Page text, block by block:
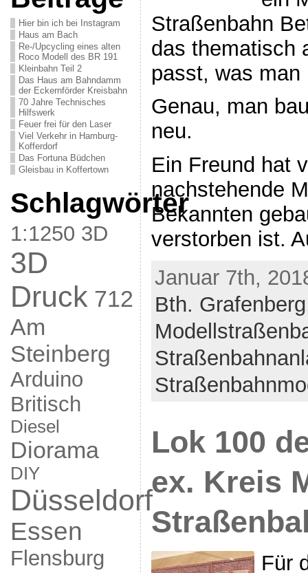
Hier bin ich bei Instagram
Haus am Bach
Re-/Upcycling eines alten
Roco Modell des BR 191
Kleinbahn Teil 2
Das Haus am Bahndamm
der Eckernförder Kreisbahn
70 Jahre Technisches
Hilfswerk
Feuer frei für den Laser
Viel Verkehr in Hamburg-
Kofferdorf
Das Fortuna Büdchen
Gleisbau in Koffertown
Schlagwörter
1:1250 3D
3D
Druck 712
Am
Steinberg
Arduino
Britisch
Diesel
Diorama
DIY
Düsseldorf
Essen
Flensburg
Straßenbahn
das thematisch
passt, was
Genau, man
neu.
Ein Freund hat
nachstehende
Bekannten
verstorben ist.
Januar 7th,
Bth. Grafenberg
Lok 100
ex. Kreis
Für